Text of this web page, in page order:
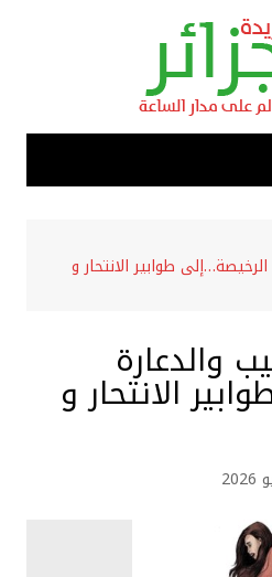
طوابير الانتحار و
والدعارة
الانتحار و